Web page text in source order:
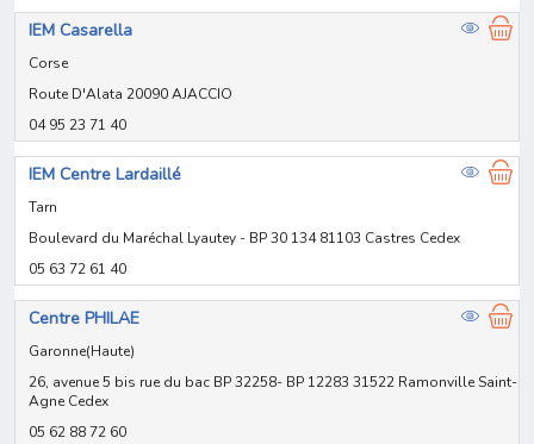
IEM Casarella
Corse
Route D'Alata 20090 AJACCIO
04 95 23 71 40
IEM Centre Lardaillé
Tarn
Boulevard du Maréchal Lyautey - BP 30 134 81103 Castres Cedex
05 63 72 61 40
Centre PHILAE
Garonne(Haute)
26, avenue 5 bis rue du bac BP 32258- BP 12283 31522 Ramonville Saint-
Agne Cedex
05 62 88 72 60